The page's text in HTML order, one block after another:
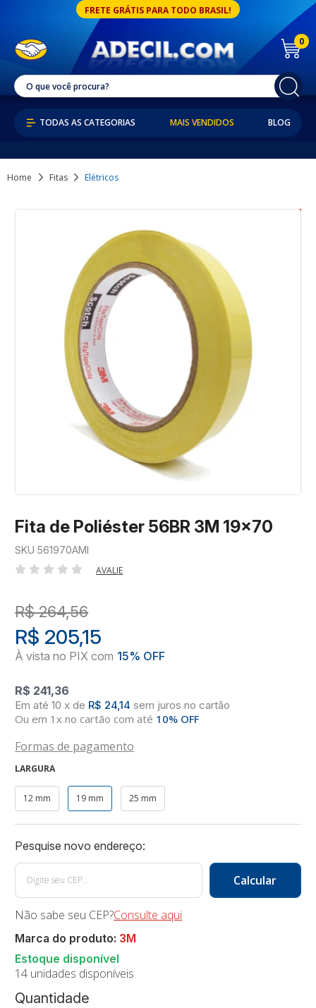
FRETE GRÁTIS PARA TODO BRASIL!
0
MAIS VENDIDOS BLOG
Home Fitas Elétricos
Fita de Poliéster 56BR 3M 19x70
SKU 561970AMI
AVALIE
R$ 264,56
R$ 241,36
R$ 205,15
10 x de R$ 24,14 sem juros no cartão
Ou em 1x no cartão com até 10% OFF
Formas de pagamento
LARGURA
12 mm 19 mm 25 mm
Quantidade
Não sabe seu CEP?Consulte aqui
14 unidades disponíveis
Marca do produto: 3M